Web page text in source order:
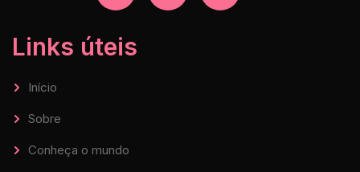
Links úteis
Início
Sobre
Conheça o mundo